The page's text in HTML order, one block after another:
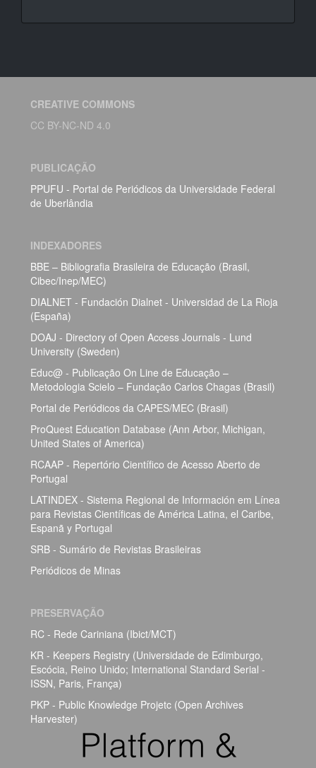
CREATIVE COMMONS
CC BY-NC-ND 4.0
PUBLICAÇÃO
PPUFU - Portal de Periódicos da Universidade Federal
de Uberlândia
INDEXADORES
BBE – Bibliografia Brasileira de Educação (Brasil,
Cibec/Inep/MEC)
DIALNET - Fundación Dialnet - Universidad de La Rioja
(España)
DOAJ - Directory of Open Access Journals - Lund
University (Sweden)
Educ@ - Publicação On Line de Educação –
Metodologia Scielo – Fundação Carlos Chagas (Brasil)
Portal de Periódicos da CAPES/MEC (Brasil)
ProQuest Education Database (Ann Arbor, Michigan,
United States of America)
RCAAP - Repertório Científico de Acesso Aberto de
Portugal
LATINDEX - Sistema Regional de Información em Línea
para Revistas Científicas de América Latina, el Caribe,
Espanã y Portugal
SRB - Sumário de Revistas Brasileiras
Periódicos de Minas
PRESERVAÇÃO
RC - Rede Cariniana (Ibict/MCT)
KR - Keepers Registry (Universidade de Edimburgo,
Escócia, Reino Unido; International Standard Serial -
ISSN, Paris, França)
PKP - Public Knowledge Projetc (Open Archives
Harvester)